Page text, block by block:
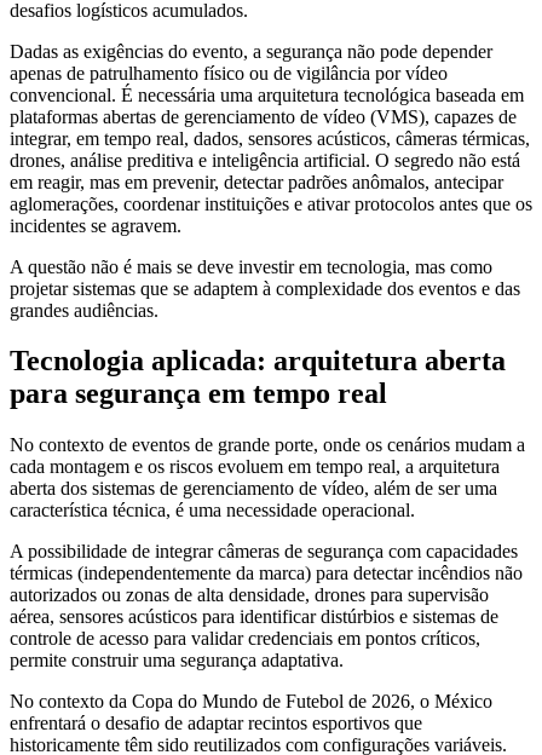
desafios logísticos acumulados.
Dadas as exigências do evento, a segurança não pode depender
apenas de patrulhamento físico ou de vigilância por vídeo
convencional. É necessária uma arquitetura tecnológica baseada em
plataformas abertas de gerenciamento de vídeo (VMS), capazes de
integrar, em tempo real, dados, sensores acústicos, câmeras térmicas,
drones, análise preditiva e inteligência artificial. O segredo não está
em reagir, mas em prevenir, detectar padrões anômalos, antecipar
aglomerações, coordenar instituições e ativar protocolos antes que os
incidentes se agravem.
A questão não é mais se deve investir em tecnologia, mas como
projetar sistemas que se adaptem à complexidade dos eventos e das
grandes audiências.
Tecnologia aplicada: arquitetura aberta
para segurança em tempo real
No contexto de eventos de grande porte, onde os cenários mudam a
cada montagem e os riscos evoluem em tempo real, a arquitetura
aberta dos sistemas de gerenciamento de vídeo, além de ser uma
característica técnica, é uma necessidade operacional.
A possibilidade de integrar câmeras de segurança com capacidades
térmicas (independentemente da marca) para detectar incêndios não
autorizados ou zonas de alta densidade, drones para supervisão
aérea, sensores acústicos para identificar distúrbios e sistemas de
controle de acesso para validar credenciais em pontos críticos,
permite construir uma segurança adaptativa.
No contexto da Copa do Mundo de Futebol de 2026, o México
enfrentará o desafio de adaptar recintos esportivos que
historicamente têm sido reutilizados com configurações variáveis.